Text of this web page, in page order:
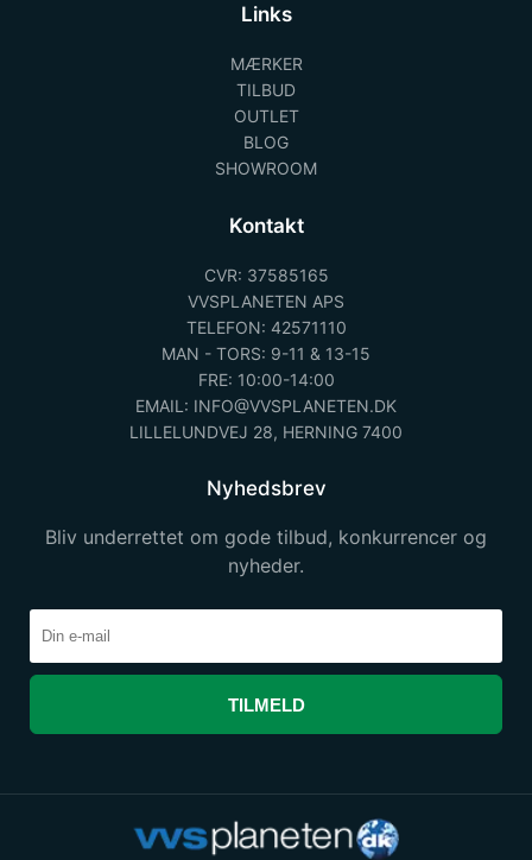
Links
MÆRKER
TILBUD
OUTLET
BLOG
SHOWROOM
Kontakt
CVR: 37585165
VVSPLANETEN APS
TELEFON: 42571110
MAN - TORS: 9-11 & 13-15
FRE: 10:00-14:00
EMAIL: INFO@VVSPLANETEN.DK
LILLELUNDVEJ 28, HERNING 7400
Nyhedsbrev
Bliv underrettet om gode tilbud, konkurrencer og
nyheder.
TILMELD